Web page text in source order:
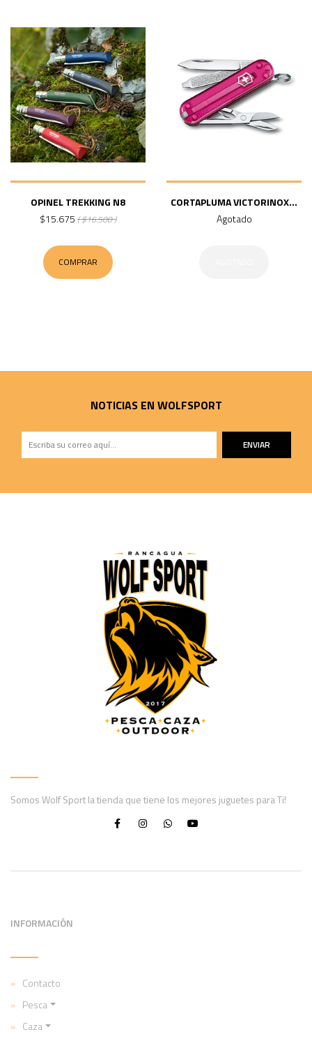
OPINEL TREKKING N8
$15.675 ( $16.500 )
COMPRAR
CORTAPLUMA VICTORINOX...
Agotado
NOTICIAS EN WOLFSPORT
ENVIAR
Somos Wolf Sport la tienda que tiene los mejores juguetes para Ti!
INFORMACIÓN
Contacto
Pesca
Caza